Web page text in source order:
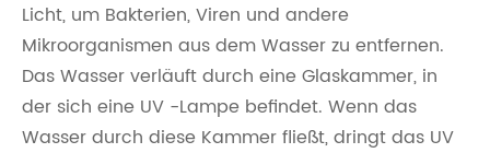
Licht, um Bakterien, Viren und andere
Mikroorganismen aus dem Wasser zu entfernen.
Das Wasser verläuft durch eine Glaskammer, in
der sich eine UV -Lampe befindet. Wenn das
Wasser durch diese Kammer fließt, dringt das UV